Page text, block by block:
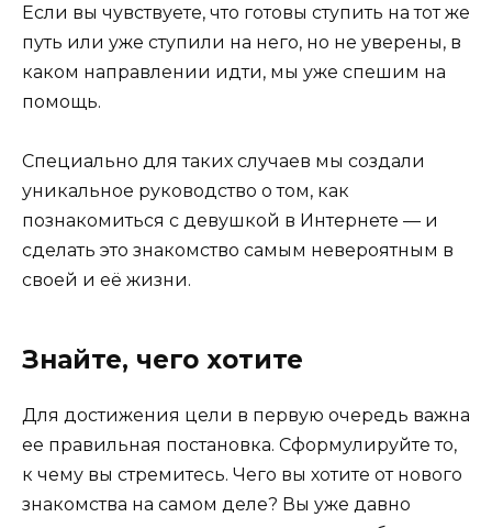
Если вы чувствуете, что готовы ступить на тот же
путь или уже ступили на него, но не уверены, в
каком направлении идти, мы уже спешим на
помощь.
Специально для таких случаев мы создали
уникальное руководство о том, как
познакомиться с девушкой в Интернете — и
сделать это знакомство самым невероятным в
своей и её жизни.
Знайте, чего хотите
Для достижения цели в первую очередь важна
ее правильная постановка. Сформулируйте то,
к чему вы стремитесь. Чего вы хотите от нового
знакомства на самом деле? Вы уже давно